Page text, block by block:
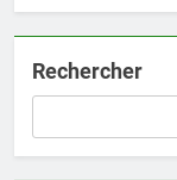
Rechercher